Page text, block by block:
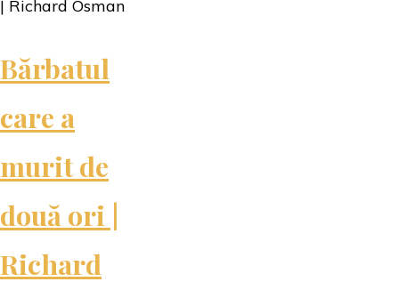
|
Bărbatul
care a
murit de
două ori |
Richard